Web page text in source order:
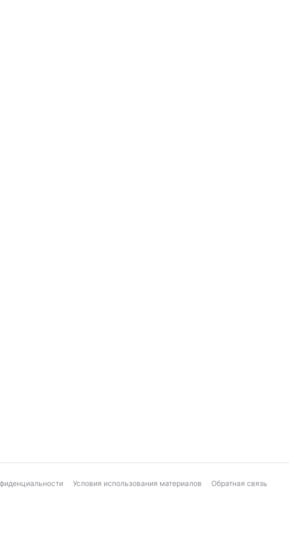
Условия использования материалов Обратная связь